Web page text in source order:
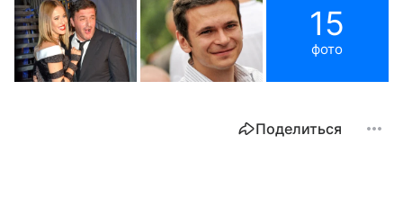
15
фото
Поделиться